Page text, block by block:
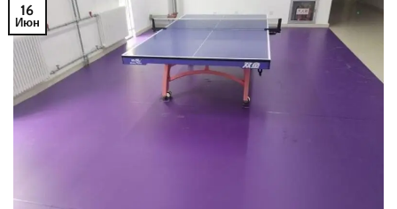
16
Июн